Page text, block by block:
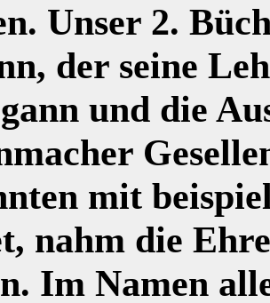
Unser 2.
der seine
und die
mit
nahm die
Im Namen